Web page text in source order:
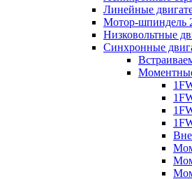
Линейные
Мотор-шпиндель
Низковольтные
Синхронные